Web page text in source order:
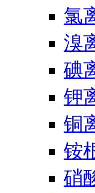
氯
溴
碘
钾
铜
铵
硝